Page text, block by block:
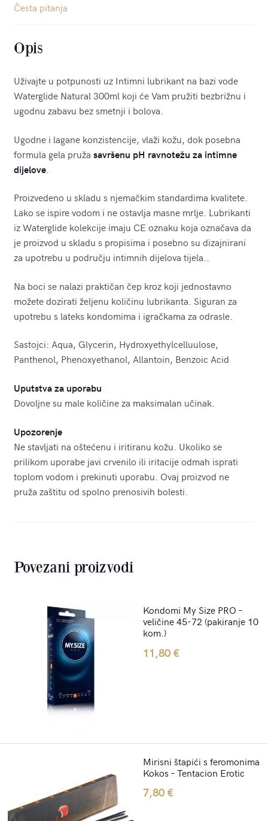
Česta pitanja
Opis
Uživajte u potpunosti uz Intimni lubrikant na bazi vode
Waterglide Natural 300ml koji će Vam pružiti bezbrižnu i
ugodnu zabavu bez smetnji i bolova.
Ugodne i lagane konzistencije, vlaži kožu, dok posebna
formula gela pruža savršenu pH ravnotežu za intimne
dijelove.
Proizvedeno u skladu s njemačkim standardima kvalitete.
Lako se ispire vodom i ne ostavlja masne mrlje. Lubrikanti
iz Waterglide kolekcije imaju CE oznaku koja označava da
je proizvod u skladu s propisima i posebno su dizajnirani
za upotrebu u području intimnih dijelova tijela..
Na boci se nalazi praktičan čep kroz koji jednostavno
možete dozirati željenu količinu lubrikanta. Siguran za
upotrebu s lateks kondomima i igračkama za odrasle.
Sastojci: Aqua, Glycerin, Hydroxyethylcelluulose,
Panthenol, Phenoxyethanol, Allantoin, Benzoic Acid
Uputstva za uporabu
Dovoljne su male količine za maksimalan učinak.
Upozorenje
Ne stavljati na oštećenu i iritiranu kožu. Ukoliko se
prilikom uporabe javi crvenilo ili iritacije odmah isprati
toplom vodom i prekinuti uporabu. Ovaj proizvod ne
pruža zaštitu od spolno prenosivih bolesti.
Povezani proizvodi
Kondomi My Size PRO –
veličine 45-72 (pakiranje 10
kom.)
11,80€
Mirisni štapići s feromonima
Kokos – Tentacion Erotic
7,80€